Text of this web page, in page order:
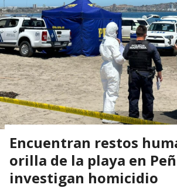
Encuentran restos
orilla de la playa en
investigan homicidio